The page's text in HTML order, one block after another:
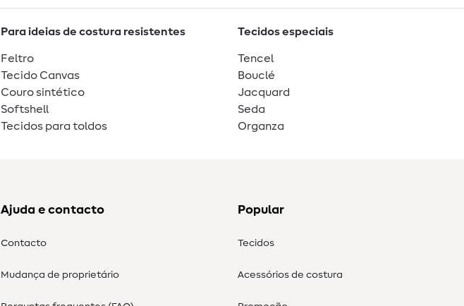
Para ideias de costura resistentes
Feltro
Tecido Canvas
Couro sintético
Softshell
Tecidos para toldos
Tecidos especiais
Tencel
Bouclé
Jacquard
Seda
Organza
Ajuda e contacto
Contacto
Mudança de proprietário
Popular
Tecidos
Acessórios de costura